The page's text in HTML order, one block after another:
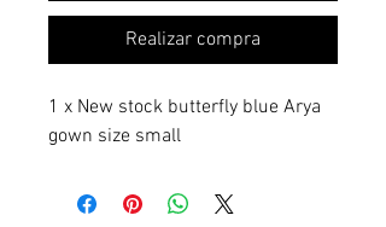
Realizar compra
1 x New stock butterfly blue Arya
gown size small